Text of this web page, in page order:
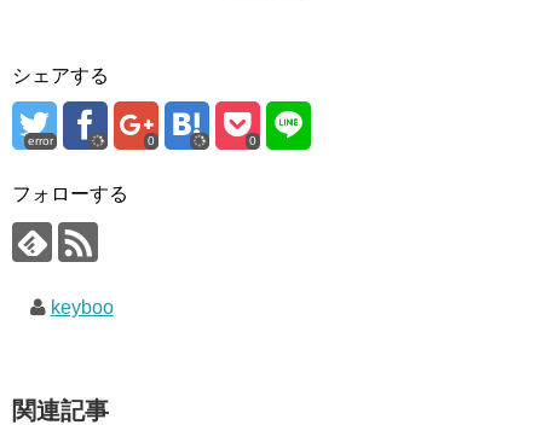
シェアする
error 0 0
フォローする
keyboo
関連記事